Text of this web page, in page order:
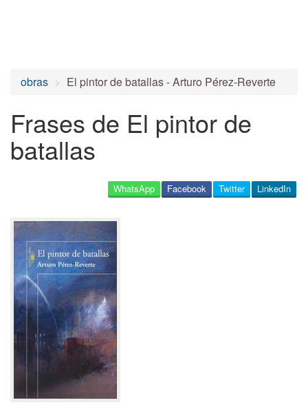
obras El pintor de batallas - Arturo Pérez-Reverte
Frases de El pintor de
batallas
LinkedIn
Twitter
Facebook
WhatsApp